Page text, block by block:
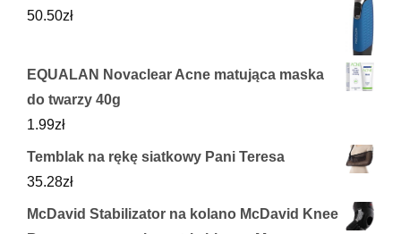
50.50zł
EQUALAN Novaclear Acne matująca maska
do twarzy 40g
1.99zł
Temblak na rękę siatkowy Pani Teresa
35.28zł
McDavid Stabilizator na kolano McDavid Knee